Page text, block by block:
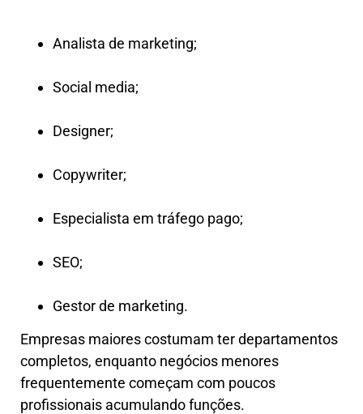
Analista de marketing;
Social media;
Designer;
Copywriter;
Especialista em tráfego pago;
SEO;
Gestor de marketing.
Empresas maiores costumam ter departamentos
completos, enquanto negócios menores
frequentemente começam com poucos
profissionais acumulando funções.